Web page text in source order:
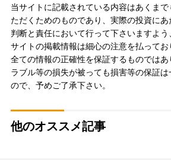
当サイトに記載されている内容はあくま
ただくためのものであり、実際の投資に
判断と責任において行って下さいますよ
サイトの掲載情報は細心の注意を払って
全ての情報の正確性を保証するものではあ
ラブル等の損失が被っても損害等の保証
ので、予めご了承下さい。
他のオススメ記事